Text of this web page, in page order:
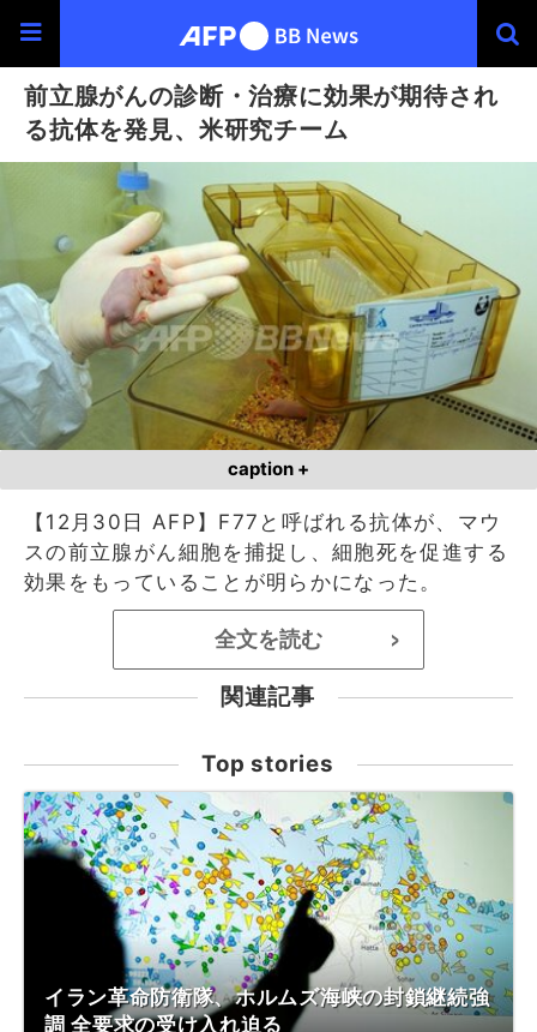
前立腺がんの診断・治療に効果が期待され
る抗体を発見、米研究チーム
caption +
【12月30日 AFP】F77と呼ばれる抗体が、マウ
スの前立腺がん細胞を捕捉し、細胞死を促進する
効果をもっていることが明らかになった。
全文を読む >
関連記事
Top stories
イラン革命防衛隊、ホルムズ海峡の封鎖継続強
調 全要求の受け入れ迫る